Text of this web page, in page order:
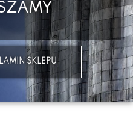
SKLEPU